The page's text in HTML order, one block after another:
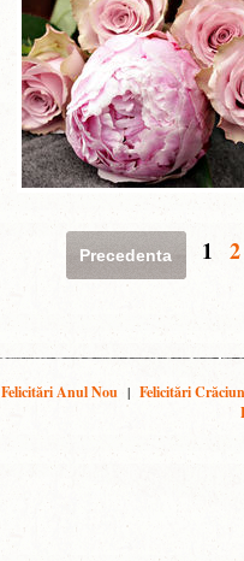
Precedenta 1 2
Felicitări Anul Nou | Felicitări